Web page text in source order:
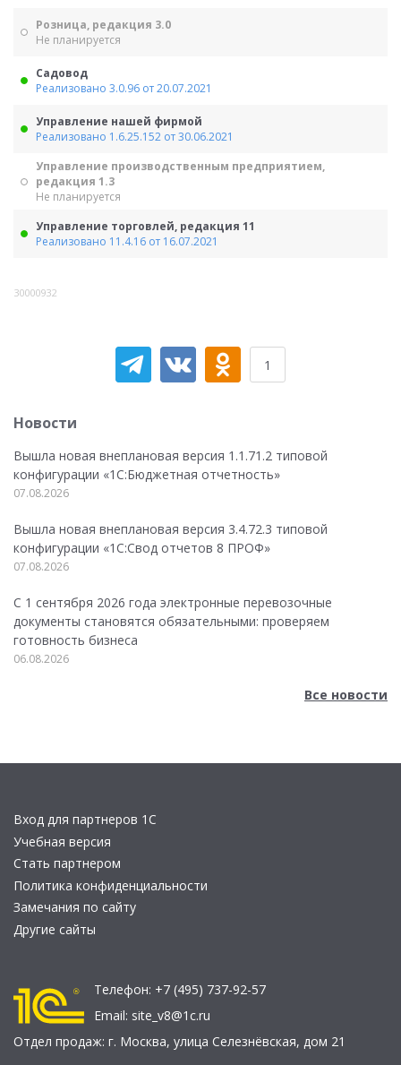
Розница, редакция 3.0
Не планируется
Садовод
Реализовано 3.0.96 от 20.07.2021
Управление нашей фирмой
Реализовано 1.6.25.152 от 30.06.2021
Управление производственным предприятием,
редакция 1.3
Не планируется
Управление торговлей, редакция 11
Реализовано 11.4.16 от 16.07.2021
30000932
1
Новости
Вышла новая внеплановая версия 1.1.71.2 типовой
конфигурации «1C:Бюджетная отчетность»
07.08.2026
Вышла новая внеплановая версия 3.4.72.3 типовой
конфигурации «1C:Свод отчетов 8 ПРОФ»
07.08.2026
С 1 сентября 2026 года электронные перевозочные
документы становятся обязательными: проверяем
готовность бизнеса
06.08.2026
Все новости
Вход для партнеров 1С
Учебная версия
Стать партнером
Политика конфиденциальности
Замечания по сайту
Другие сайты
Телефон: +7 (495) 737-92-57
Email: site_v8@1c.ru
Отдел продаж: г. Москва, улица Селезнёвская, дом 21